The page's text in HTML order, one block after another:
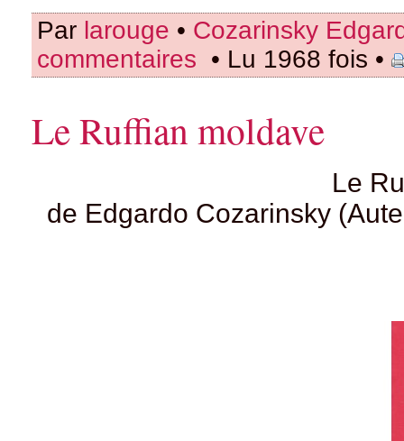
Par larouge • Cozarinsky
commentaires • Lu 1968 fois •
Le Ruffian moldave
Le
de Edgardo Cozarinsky